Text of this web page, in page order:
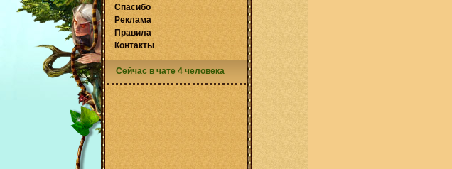
Спасибо
Реклама
Правила
Контакты
Сейчас в чате 4 человека